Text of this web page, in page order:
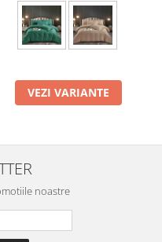
VEZI VARIANTE
noastre